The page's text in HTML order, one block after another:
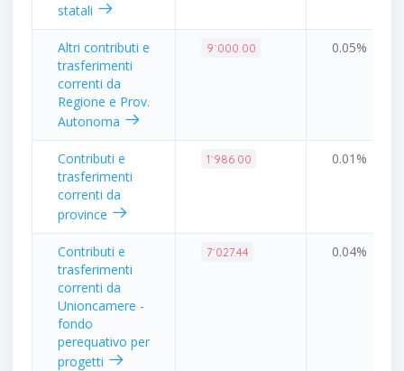
statali
Altri contributi e
trasferimenti
correnti da
Regione e Prov.
Autonoma
9˙000.00 0.05%
Contributi e
trasferimenti
correnti da
province
1˙986.00 0.01%
Contributi e
trasferimenti
correnti da
Unioncamere -
fondo
perequativo per
progetti
7˙027.44 0.04%